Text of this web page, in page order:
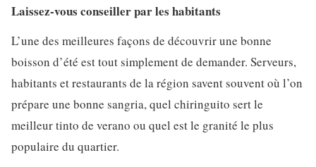
Laissez-vous conseiller par les habitants
L’une des meilleures façons de découvrir une bonne
boisson d’été est tout simplement de demander. Serveurs,
habitants et restaurants de la région savent souvent où l’on
prépare une bonne sangria, quel chiringuito sert le
meilleur tinto de verano ou quel est le granité le plus
populaire du quartier.